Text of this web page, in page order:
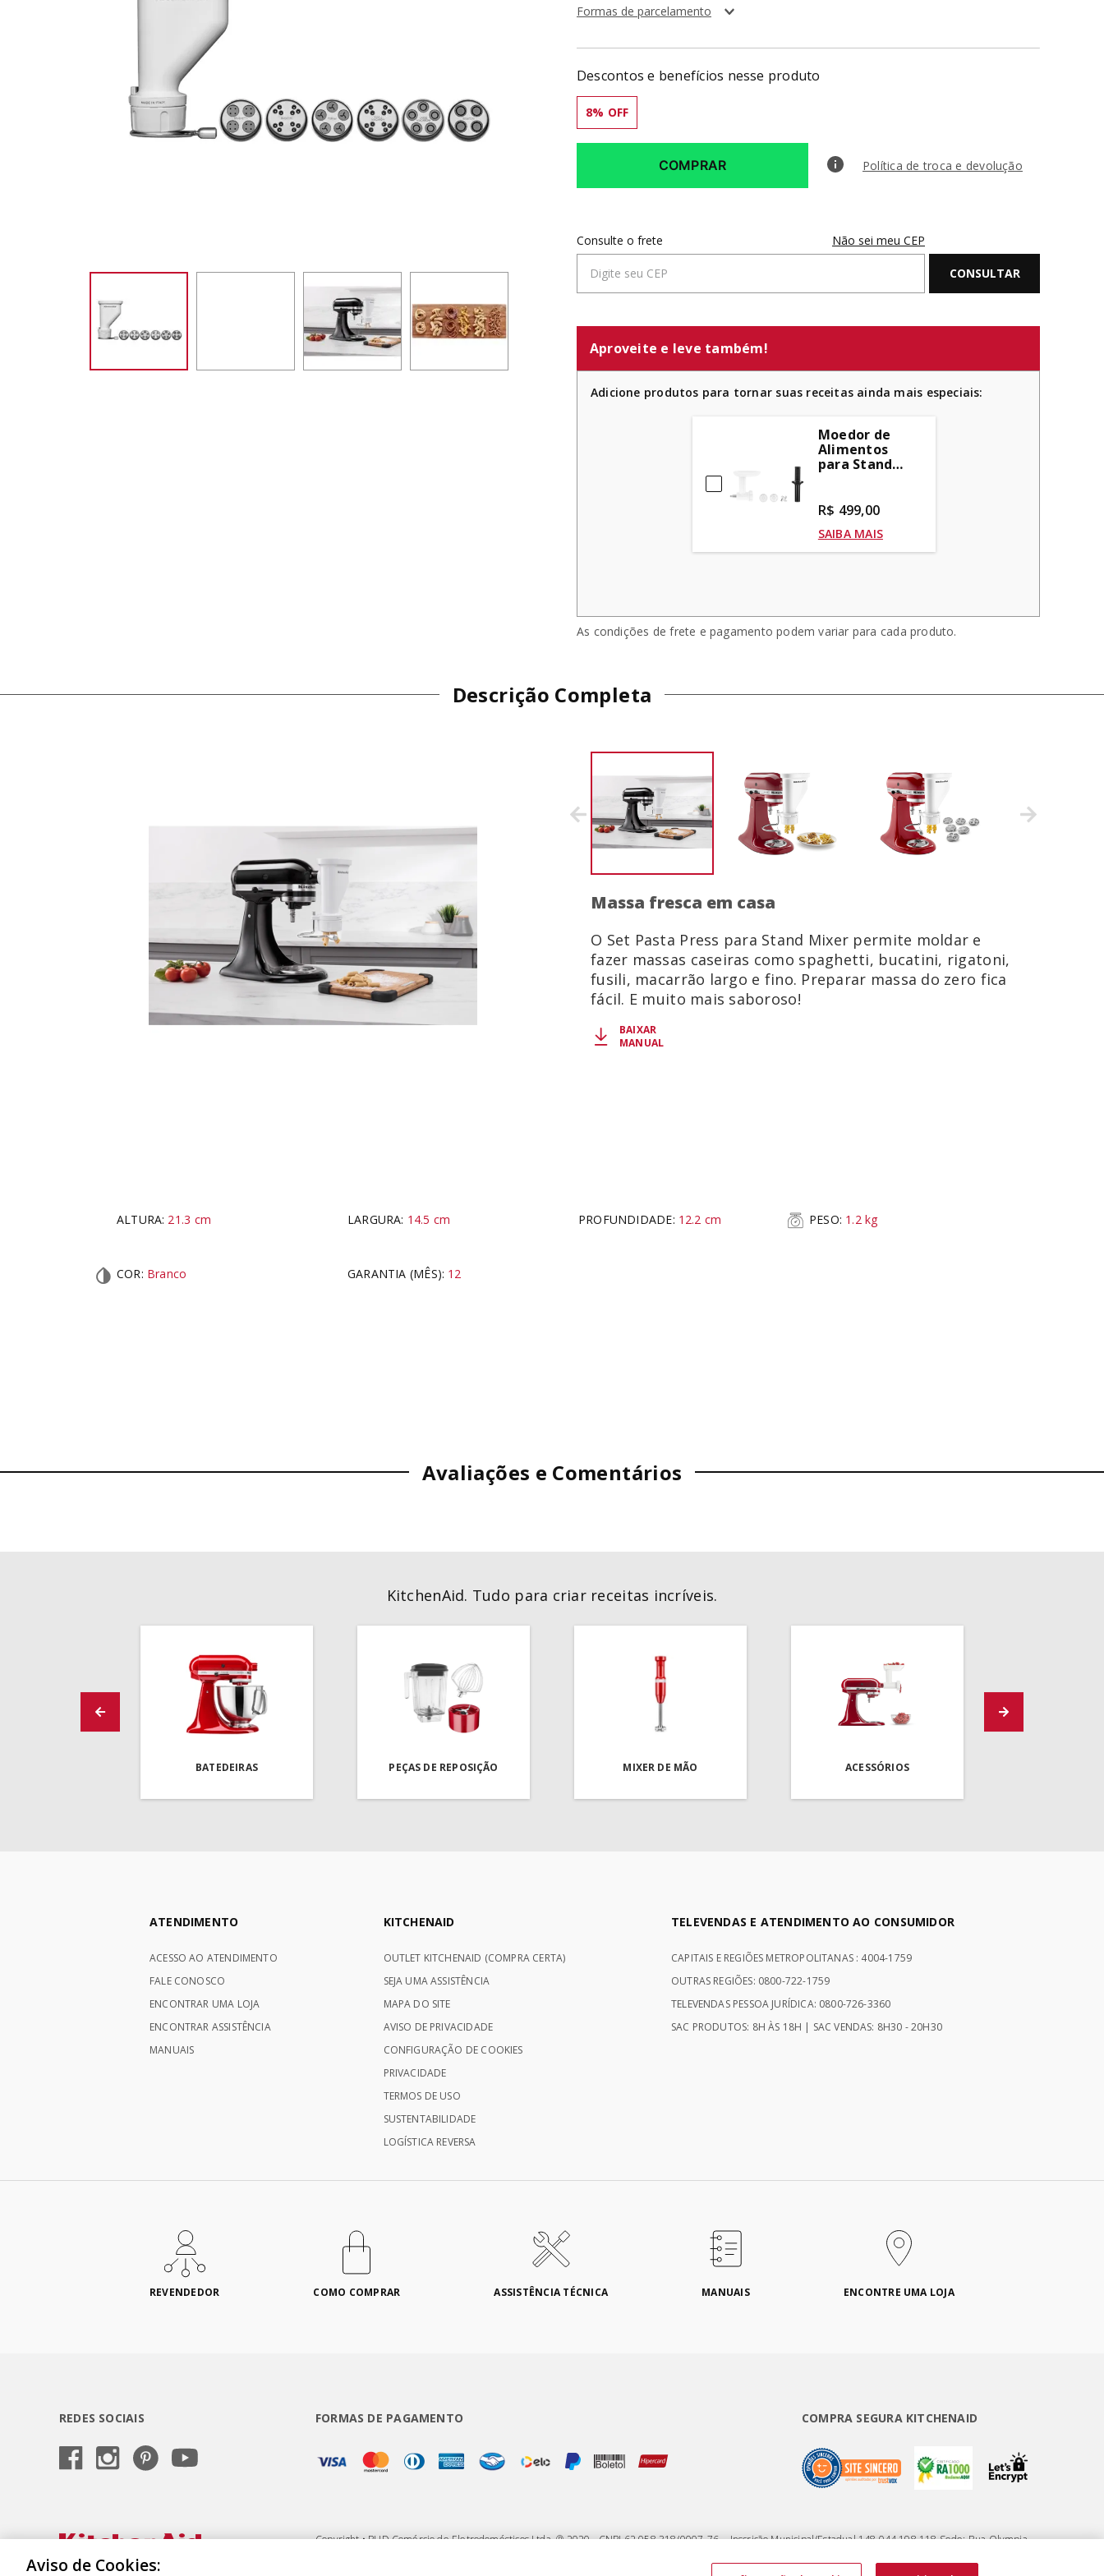
Formas de parcelamento
Descontos e benefícios nesse produto
8% OFF
COMPRAR Política de troca e devolução
Não sei meu CEP
Aproveite e leve também!
Adicione produtos para tornar suas receitas ainda mais especiais:
Moedor de
Alimentos
para Stand
R$ 499,00
SAIBA MAIS
As condições de frete e pagamento podem variar para cada produto.
Descrição Completa
Massa fresca em casa
O Set Pasta Press para Stand Mixer permite moldar e
fazer massas caseiras como spaghetti, bucatini, rigatoni,
fusili, macarrão largo e fino. Preparar massa do zero fica
fácil. E muito mais saboroso!
BAIXAR
MANUAL
ALTURA: 21.3 cm LARGURA: 14.5 cm PROFUNDIDADE: 12.2 cm PESO: 1.2 kg
COR: Branco GARANTIA (MÊS): 12
Avaliações e Comentários
KitchenAid. Tudo para criar receitas incríveis.
BATEDEIRAS PEÇAS DE REPOSIÇÃO MIXER DE MÃO ACESSÓRIOS
ATENDIMENTO
ACESSO AO ATENDIMENTO
FALE CONOSCO
ENCONTRAR UMA LOJA
ENCONTRAR ASSISTÊNCIA
MANUAIS
KITCHENAID
OUTLET KITCHENAID (COMPRA CERTA)
SEJA UMA ASSISTÊNCIA
MAPA DO SITE
AVISO DE PRIVACIDADE
CONFIGURAÇÃO DE COOKIES
PRIVACIDADE
TERMOS DE USO
SUSTENTABILIDADE
LOGÍSTICA REVERSA
TELEVENDAS E ATENDIMENTO AO CONSUMIDOR
CAPITAIS E REGIÕES METROPOLITANAS : 4004-1759
OUTRAS REGIÕES: 0800-722-1759
TELEVENDAS PESSOA JURÍDICA: 0800-726-3360
SAC PRODUTOS: 8H ÀS 18H | SAC VENDAS: 8H30 - 20H30
REVENDEDOR COMO COMPRAR ASSISTÊNCIA TÉCNICA MANUAIS ENCONTRE UMA LOJA
REDES SOCIAIS FORMAS DE PAGAMENTO COMPRA SEGURA KITCHENAID
Copyright • BUD Comércio de Eletrodomésticos Ltda. ® 2020 - CNPJ 62.058.318/0007-76. - Inscrição Municipal/Estadual 148.044.198.118 Sede: Rua Olympia
Aviso de Cookies: